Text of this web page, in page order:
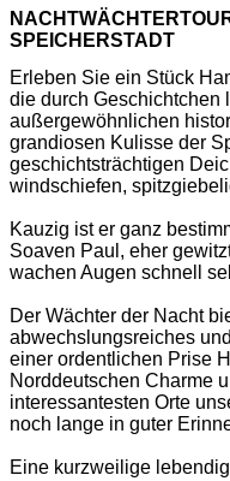
SPEICHERSTADT
Erleben Sie ein Stück
die durch Geschichtchen
außergewöhnlichen
grandiosen Kulisse der
geschichtsträchtigen
windschiefen,
Kauzig ist er ganz
Soaven Paul, eher
wachen Augen schnell
Der Wächter der Nacht
abwechslungsreiches
einer ordentlichen Prise
Norddeutschen Charme
interessantesten Orte
noch lange in guter
Eine kurzweilige